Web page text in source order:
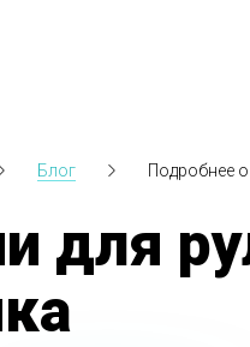
Блог Подробнее
для